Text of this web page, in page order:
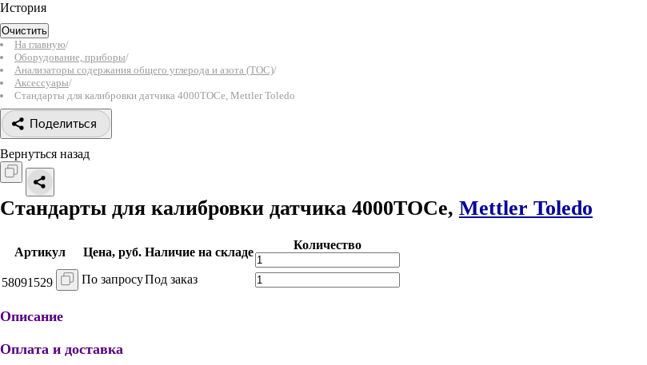
История
Очистить
На главную/
Оборудование, приборы/
Анализаторы содержания общего углерода и азота (ТОС)/
Аксессуары/
Стандарты для калибровки датчика 4000TOCe, Mettler Toledo
Поделиться
Вернуться назад
Стандарты для калибровки датчика 4000TOCe, Mettler Toledo
Артикул Цена, руб. Наличие на складе
Количество
58091529 По запросуПод заказ
Описание
Оплата и доставка